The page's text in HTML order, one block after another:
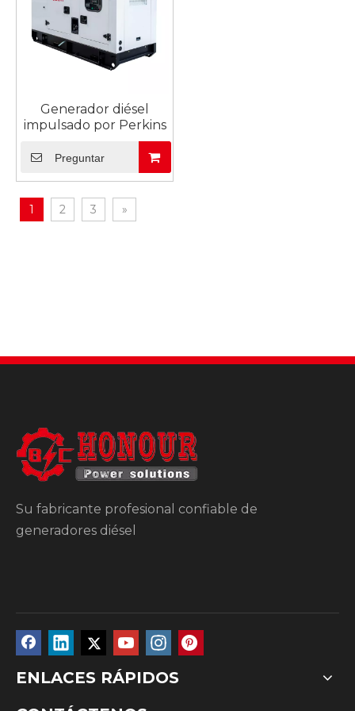
Generador diésel
impulsado por Perkins
Preguntar
1 2 3 »
Su fabricante profesional confiable de
generadores diésel
ENLACES RÁPIDOS